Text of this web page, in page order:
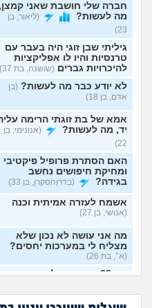
חברה שלי חושבת שאני קמצן,
מה לעשות?
(ליאור, בן
23)
גיליתי שבן זוגי היה בעבר עם
טרנסיות והיו לו אפליקציות
להיכרויות גברים (שושנה, בת 37)
לא יודע כבר מה לעשות? (בן
אדם, בן 18)
אמא של בת זוגתי הרימה
יד, מה לעשות?
(אנונימי, בן
22)
האם הסתרת פרופיל פיקטיבי
ומחיקת חיפושים נחשב
בגידה?
(בדרןהסקרן, בן 33)
אשמח לעזרה אמיתית וכנה
(אנושי, בן 27)
מה אני עושה לא נכון שלא
מצליח לי במערכות יחסים?
(א׳, בת 26)
בת 28 ואף פעם לא הייתי
בדייט ראשון?
(רווקה, בת 28)
אבא של בעלי מסתכל
מה לעשות?
מה לעשות עם
העובדה שאשתי